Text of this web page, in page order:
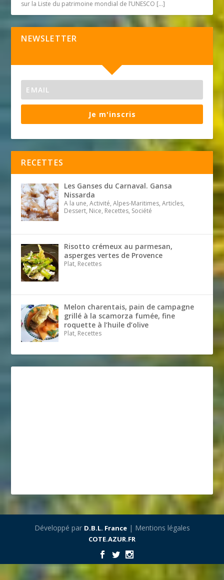
sur la Liste du patrimoine mondial de l’UNESCO […]
NEWSLETTER
Je m'inscris
RECETTES
Les Ganses du Carnaval. Gansa
Nissarda
A la une, Activité, Alpes-Maritimes, Articles,
Dessert, Nice, Recettes, Société
Risotto crémeux au parmesan,
asperges vertes de Provence
Plat, Recettes
Melon charentais, pain de campagne
grillé à la scamorza fumée, fine
roquette à l’huile d’olive
Plat, Recettes
Développé par D.B.L. France| Mentions légales
COTE.AZUR.FR